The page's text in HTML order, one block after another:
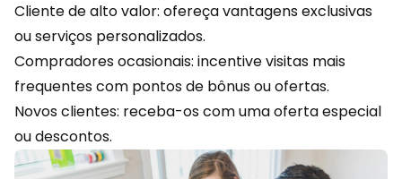
Cliente de alto valor: ofereça vantagens exclusivas
ou serviços personalizados.
Compradores ocasionais: incentive visitas mais
frequentes com pontos de bônus ou ofertas.
Novos clientes: receba-os com uma oferta especial
ou descontos.